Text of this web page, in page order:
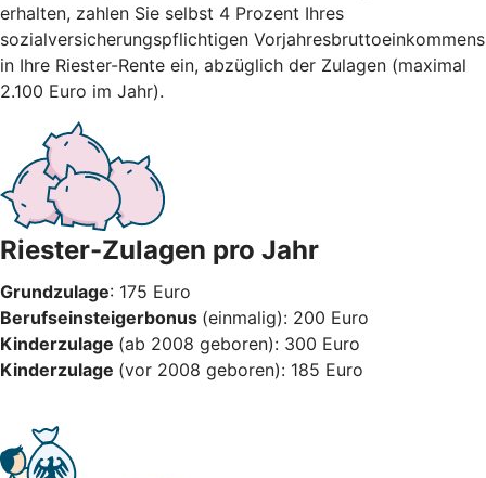
erhalten, zahlen Sie selbst 4 Prozent Ihres
sozialversicherungspflichtigen Vorjahresbruttoeinkommens
in Ihre Riester-Rente ein, abzüglich der Zulagen (maximal
2.100 Euro im Jahr).
Riester-Zulagen pro Jahr
Grundzulage: 175 Euro
Berufseinsteigerbonus (einmalig): 200 Euro
Kinderzulage (ab 2008 geboren): 300 Euro
Kinderzulage (vor 2008 geboren): 185 Euro